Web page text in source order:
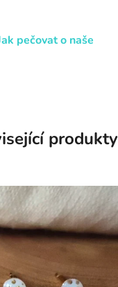
pečovat o naše
produkty